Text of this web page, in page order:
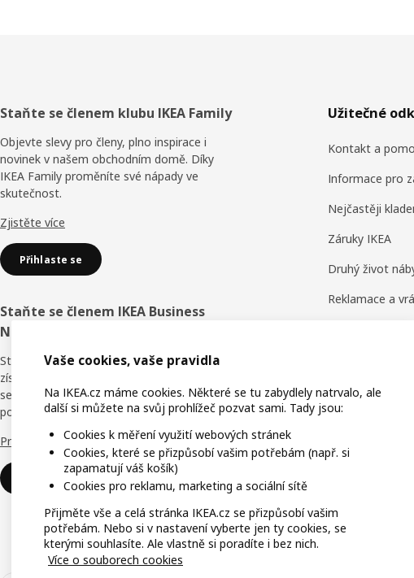
Zápatí
Staňte se členem klubu IKEA Family
Objevte slevy pro členy, plno inspirace i
novinek v našem obchodním domě. Díky
IKEA Family proměníte své nápady ve
skutečnost.
Zjistěte více
Přihlaste se
Staňte se členem IKEA Business
Network
Staňte se členem věrnostního programu a
získejte slevy, online školení i výhody pro
sebe i své zaměstnance. Kdo říká, že v
podnikání není nic zadarmo?
Proč právě IKEA Business Network?
Přihlaste se
Užitečné
Kontakt a
Informace pro
Nejčastěji
Záruky IKEA
Druhý život
Reklamace a
Obchodní
Hodnocení a
IKEA Family
IKEA for
Vaše cookies, vaše pravidla
Na IKEA.cz máme cookies. Některé se tu zabydlely natrvalo, ale
další si můžete na svůj prohlížeč pozvat sami. Tady jsou:
Cookies k měření využití webových stránek
Cookies, které se přizpůsobí vašim potřebám (např. si
zapamatují váš košík)
Cookies pro reklamu, marketing a sociální sítě
Přijměte vše a celá stránka IKEA.cz se přizpůsobí vašim
potřebám. Nebo si v nastavení vyberte jen ty cookies, se
kterými souhlasíte. Ale vlastně si poradíte i bez nich.
Více o souborech cookies